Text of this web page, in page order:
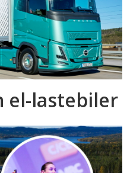
el-lastebiler